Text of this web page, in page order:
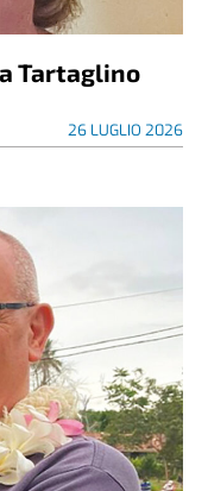
Tartaglino
26 LUGLIO 2026